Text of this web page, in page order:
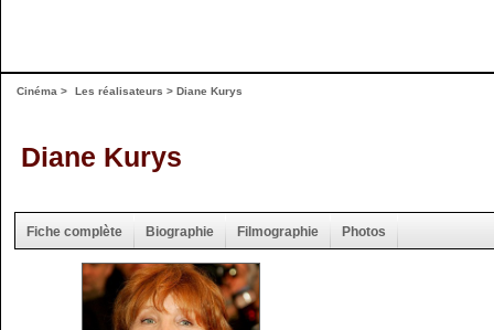
Cinéma > Les réalisateurs > Diane Kurys
Diane Kurys
Fiche complète Biographie Filmographie Photos